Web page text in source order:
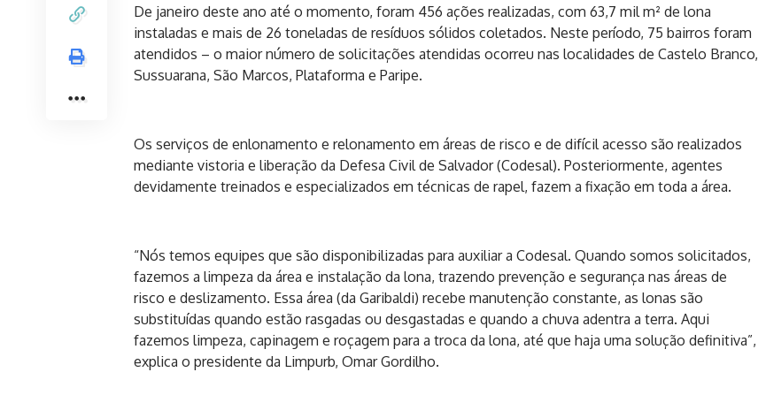
De janeiro deste ano até o momento, foram 456 ações realizadas, com 63,7 mil m² de lona
instaladas e mais de 26 toneladas de resíduos sólidos coletados. Neste período, 75 bairros foram
atendidos – o maior número de solicitações atendidas ocorreu nas localidades de Castelo Branco,
Sussuarana, São Marcos, Plataforma e Paripe.
Os serviços de enlonamento e relonamento em áreas de risco e de difícil acesso são realizados
mediante vistoria e liberação da Defesa Civil de Salvador (Codesal). Posteriormente, agentes
devidamente treinados e especializados em técnicas de rapel, fazem a fixação em toda a área.
“Nós temos equipes que são disponibilizadas para auxiliar a Codesal. Quando somos solicitados,
fazemos a limpeza da área e instalação da lona, trazendo prevenção e segurança nas áreas de
risco e deslizamento. Essa área (da Garibaldi) recebe manutenção constante, as lonas são
substituídas quando estão rasgadas ou desgastadas e quando a chuva adentra a terra. Aqui
fazemos limpeza, capinagem e roçagem para a troca da lona, até que haja uma solução definitiva”,
explica o presidente da Limpurb, Omar Gordilho.